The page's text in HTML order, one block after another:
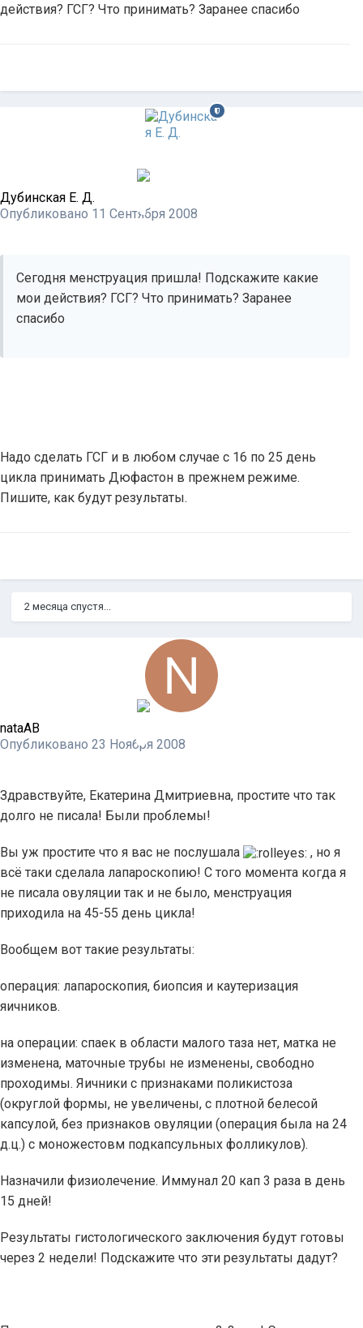
действия? ГСГ? Что принимать? Заранее спасибо
Дубинская Е. Д.
Опубликовано 11 Сентября 2008
Сегодня менструация пришла! Подскажите какие
мои действия? ГСГ? Что принимать? Заранее
спасибо
Надо сделать ГСГ и в любом случае с 16 по 25 день
цикла принимать Дюфастон в прежнем режиме.
Пишите, как будут результаты.
2 месяца спустя...
nataAB
Опубликовано 23 Ноября 2008
Здравствуйте, Екатерина Дмитриевна, простите что так
долго не писала! Были проблемы!
Вы уж простите что я вас не послушала
, но я
всё таки сделала лапароскопию! С того момента когда я
не писала овуляции так и не было, менструация
приходила на 45-55 день цикла!
Вообщем вот такие результаты:
операция: лапароскопия, биопсия и каутеризация
яичников.
на операции: спаек в области малого таза нет, матка не
изменена, маточные трубы не изменены, свободно
проходимы. Яичники с признаками поликистоза
(округлой формы, не увеличены, с плотной белесой
капсулой, без признаков овуляции (операция была на 24
д.ц.) с моножестовм подкапсульных фолликулов).
Назначили физиолечение. Иммунал 20 кап 3 раза в день
15 дней!
Результаты гистологического заключения будут готовы
через 2 недели! Подскажите что эти результаты дадут?